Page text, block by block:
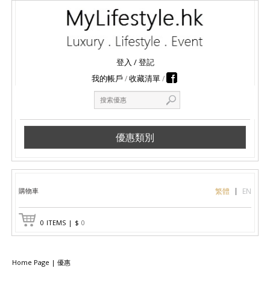
登入 /登記
我的帳戶
收藏清單
優惠類別
購物車 繁體 EN
0 ITEMS | $ 0
Home Page | 優惠